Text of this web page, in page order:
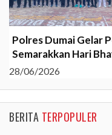
Polres Dumai Gelar
Semarakkan Hari
28/06/2026
BERITA TERPOPULER